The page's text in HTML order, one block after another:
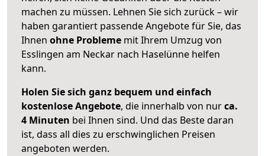
machen zu müssen. Lehnen Sie sich zurück – wir
haben garantiert passende Angebote für Sie, das
Ihnen ohne Probleme mit Ihrem Umzug von
Esslingen am Neckar nach Haselünne helfen
kann.
Holen Sie sich ganz bequem und einfach
kostenlose Angebote, die innerhalb von nurca.
4 Minuten bei Ihnen sind. Und das Beste daran
ist, dass all dies zu erschwinglichen Preisen
angeboten werden.